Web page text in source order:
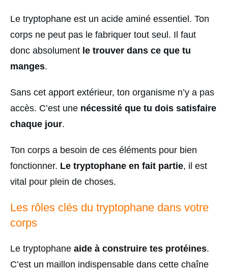
Le tryptophane est un acide aminé essentiel. Ton
corps ne peut pas le fabriquer tout seul. Il faut
donc absolument le trouver dans ce que tu
manges.
Sans cet apport extérieur, ton organisme n’y a pas
accès. C’est une nécessité que tu dois satisfaire
chaque jour.
Ton corps a besoin de ces éléments pour bien
fonctionner. Le tryptophane en fait partie, il est
vital pour plein de choses.
Les rôles clés du tryptophane dans votre
corps
Le tryptophane aide à construire tes protéines.
C’est un maillon indispensable dans cette chaîne